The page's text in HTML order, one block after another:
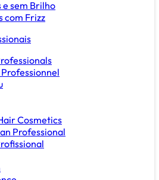
e sem Brilho
com Frizz
Cosmetics
Professional